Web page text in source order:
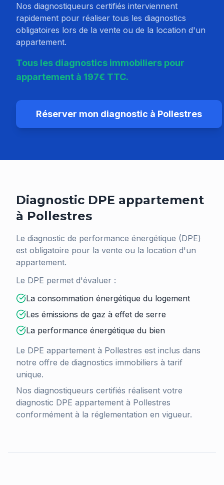
Nos diagnostiqueurs certifiés interviennent
rapidement pour réaliser tous les diagnostics
obligatoires lors de la vente ou de la location d'un
appartement.
Tous les diagnostics immobiliers pour
appartement à 197€ TTC.
Réserver mon diagnostic à Pollestres
Diagnostic DPE appartement
à Pollestres
Le diagnostic de performance énergétique (DPE)
est obligatoire pour la vente ou la location d'un
appartement.
Le DPE permet d'évaluer :
La consommation énergétique du logement
Les émissions de gaz à effet de serre
La performance énergétique du bien
Le DPE appartement à Pollestres est inclus dans
notre offre de diagnostics immobiliers à tarif
unique.
Nos diagnostiqueurs certifiés réalisent votre
diagnostic DPE appartement à Pollestres
conformément à la réglementation en vigueur.